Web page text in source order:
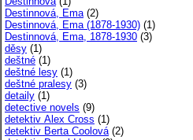
Destinnová, Ema(2)
Destinnová, Ema (1878-1930) (1)
Destinnová, Ema, 1878-1930 (3)
děsy (1)
deštné (1)
deštné lesy (1)
deštné pralesy (3)
detaily (1)
detective novels (9)
detektiv Alex Cross (1)
detektiv Berta Coolová(2)